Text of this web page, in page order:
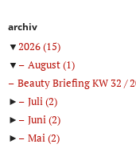
archiv
▼2026(15)
▼
August(1)
Beauty Briefing KW 32 /
►
Juli(2)
►
Juni(2)
►
Mai(2)